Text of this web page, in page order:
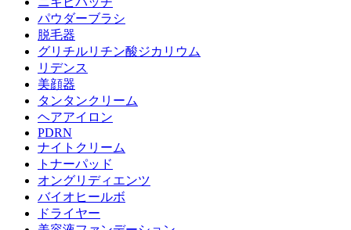
パウダーブラシ
脱毛器
グリチルリチン酸ジカリウム
リデンス
美顔器
タンタンクリーム
ヘアアイロン
PDRN
ナイトクリーム
トナーパッド
オングリディエンツ
バイオヒールボ
ドライヤー